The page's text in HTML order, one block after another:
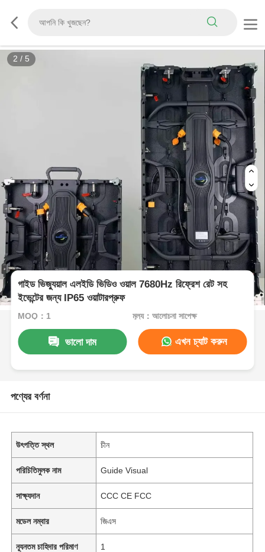
3 / 5
গাইড ভিজ্যুয়াল এলইডি ভিডিও ওয়াল 7680Hz রিফ্রেশ রেট সহ
ইভেন্টের জন্য IP65 ওয়াটারপ্রুফ
MOQ：1 মূল্য：আলোচনা সাপেক্ষ
ভালো দাম এখন চ্যাট করুন
পণ্যের বর্ণনা
উৎপত্তি স্থল চীন
পরিচিতিমুলক নাম Guide Visual
সাক্ষ্যদান CCC CE FCC
মডেল নম্বার জিএস
ন্যূনতম চাহিদার পরিমাণ 1